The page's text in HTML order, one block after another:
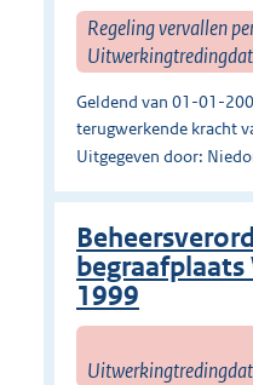
Regeling vervallen
Geldend van 01-01-
terugwerkende kracht
Uitgegeven door:
1999